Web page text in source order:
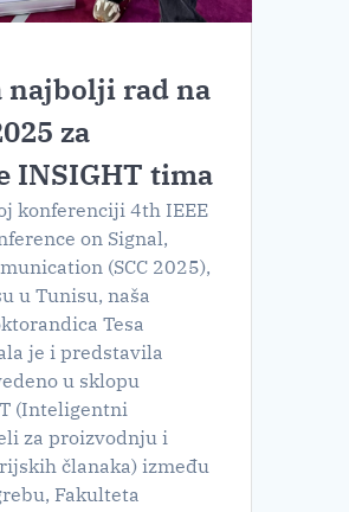
najbolji rad na
za
INSIGHT tima
konferenciji 4th IEEE
on Signal,
(SCC 2025),
u Tunisu, naša
Tesa
je i predstavila
u sklopu
(Inteligentni
za proizvodnju i
članaka) između
Fakulteta